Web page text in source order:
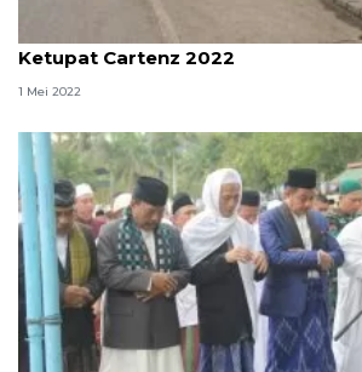
Polresta Jayapura Kota dirikan
Ketupat Cartenz 2022
1 Mei 2022